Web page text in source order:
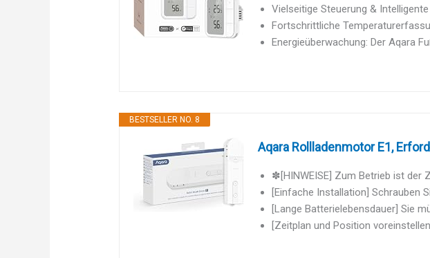
Vielseitige Steuerung &
Fortschrittliche
Energieüberwachung: Der Aqara
BESTSELLER NO. 8
Aqara Rollladenmotor E1,
✽[HINWEISE] Zum Betrieb ist der
[Einfache Installation] Schrauben
[Lange Batterielebensdauer] Sie
[Zeitplan und Position